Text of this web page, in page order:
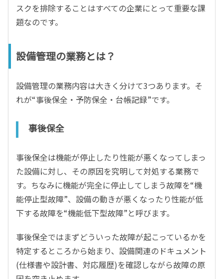
スクを排除することはすべての企業にとって重要な課
題なのです。
設備管理の業務とは？
設備管理の業務内容は大きく分けて3つあります。そ
れが“事後保全・予防保全・台帳記録”です。
事後保全
事後保全は機能が停止したり性能が悪くなってしまっ
た設備に対し、その原因を究明して対処する業務で
す。ちなみに機能が完全に停止してしまう故障を“機
能停止型故障”、設備の動きが悪くなったり性能が低
下する故障を“機能低下型故障”と呼びます。
事後保全ではまずどういった故障が起こっているかを
特定するところから始まり、設備関連のドキュメント
(仕様書や設計書、対応履歴)を確認しながら故障の原